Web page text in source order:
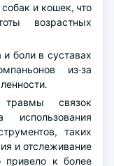
и кошек, что
возрастных
и боли в суставах
из-за
связок
использования
таких
и отслеживание
привело к более